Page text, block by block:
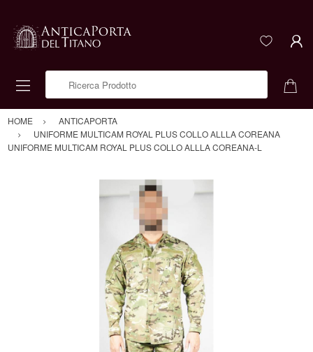
HOME
ANTICAPORTA
UNIFORME MULTICAM ROYAL PLUS COLLO ALLLA COREANA
UNIFORME MULTICAM ROYAL PLUS COLLO ALLLA COREANA-L